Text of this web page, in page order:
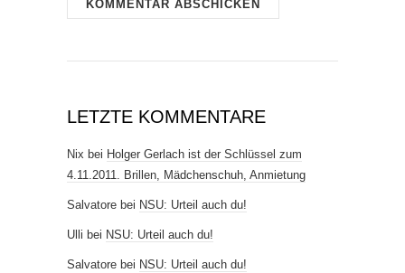
LETZTE KOMMENTARE
Nix bei Holger Gerlach ist der Schlüssel zum
4.11.2011. Brillen, Mädchenschuh, Anmietung
Salvatore bei NSU: Urteil auch du!
Ulli bei NSU: Urteil auch du!
Salvatore bei NSU: Urteil auch du!